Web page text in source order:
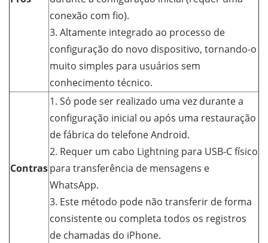
conexão com fio).
3. Altamente integrado ao processo de
configuração do novo dispositivo, tornando-o
muito simples para usuários sem
conhecimento técnico.
Contras
1. Só pode ser realizado uma vez durante a
configuração inicial ou após uma restauração
de fábrica do telefone Android.
2. Requer um cabo Lightning para USB-C físico
para transferência de mensagens e
WhatsApp.
3. Este método pode não transferir de forma
consistente ou completa todos os registros
de chamadas do iPhone.